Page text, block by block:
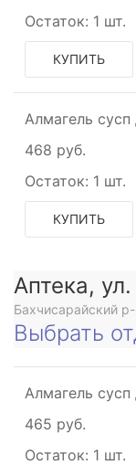
Остаток: 1 шт.
КУПИТЬ
Алмагель
468 руб.
Остаток: 1 шт.
КУПИТЬ
Аптека,
Бахчисарайский
Выбрать
Алмагель
465 руб.
Остаток: 1 шт.